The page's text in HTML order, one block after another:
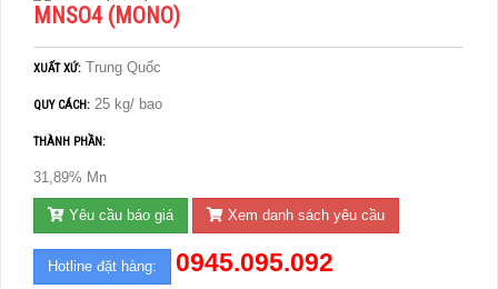
MNSO4 (MONO)
XUẤT XỨ: Trung Quốc
QUY CÁCH: 25 kg/ bao
THÀNH PHẦN:
31,89% Mn
Yêu cầu báo giá Xem danh sách yêu cầu
Hotline đặt hàng: 0945.095.092